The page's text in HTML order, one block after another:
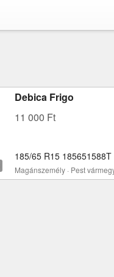
Debica Frigo
11 000 Ft
185/65 R15 185651588T
Magánszemély · Pest